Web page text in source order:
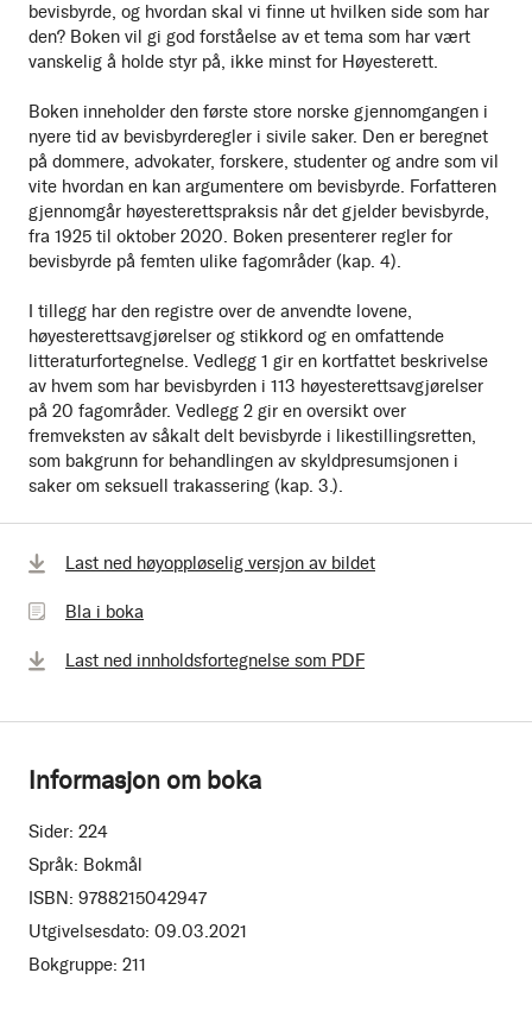
bevisbyrde, og hvordan skal vi finne ut hvilken side som har
den? Boken vil gi god forståelse av et tema som har vært
vanskelig å holde styr på, ikke minst for Høyesterett.
Boken inneholder den første store norske gjennomgangen i
nyere tid av bevisbyrderegler i sivile saker. Den er beregnet
på dommere, advokater, forskere, studenter og andre som vil
vite hvordan en kan argumentere om bevisbyrde. Forfatteren
gjennomgår høyesterettspraksis når det gjelder bevisbyrde,
fra 1925 til oktober 2020. Boken presenterer regler for
bevisbyrde på femten ulike fagområder (kap. 4).
I tillegg har den registre over de anvendte lovene,
høyesterettsavgjørelser og stikkord og en omfattende
litteraturfortegnelse. Vedlegg 1 gir en kortfattet beskrivelse
av hvem som har bevisbyrden i 113 høyesterettsavgjørelser
på 20 fagområder. Vedlegg 2 gir en oversikt over
fremveksten av såkalt delt bevisbyrde i likestillingsretten,
som bakgrunn for behandlingen av skyldpresumsjonen i
saker om seksuell trakassering (kap. 3.).
Last ned høyoppløselig versjon av bildet
Bla
bokaBla i boka
Last ned innholdsfortegnelse som PDF
Informasjon om boka
Sider: 224
Språk: Bokmål
ISBN: 9788215042947
Utgivelsesdato: 09.03.2021
Bokgruppe: 211